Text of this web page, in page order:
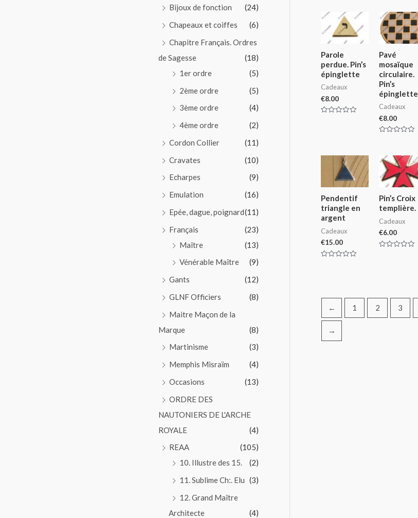
Bijoux de fonction
(24)
Chapeaux et coiffes
(6)
Chapitre Français. Ordres
de Sagesse
(18)
1er ordre
(5)
2ème ordre
(5)
3ème ordre
(4)
4ème ordre
(2)
Cordon Collier
(11)
Cravates
(10)
Echarpes
(9)
Emulation
(16)
Epée, dague, poignard(11)
Français
(23)
Maître
(13)
Vénérable Maître
(9)
Gants
(12)
GLNF Officiers
(8)
Maitre Maçon de la
Marque
(8)
Martinisme
(3)
Memphis Misraïm
(4)
Occasions
(13)
ORDRE DES
NAUTONIERS DE L'ARCHE
ROYALE
(4)
REAA
(105)
10. Illustre des 15.
(2)
11. Sublime Ch:. Elu (3)
12. Grand Maître
Architecte
(4)
of
5
of
5
Parole
perdue. Pin’s
épinglette
Cadeaux
€8.00
Pavé
mosaïque
circulaire.
Pin’s
épinglette
Cadeaux
€8.00
of
5
Pendentif
triangle en
argent
Cadeaux
€15.00
Pin’s Croix
templière.
Cadeaux
€6.00
← 1 2 3
→